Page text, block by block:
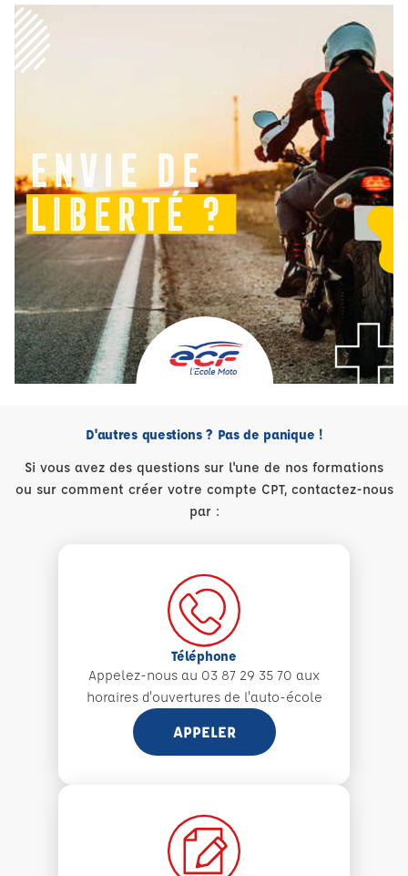
D'autres questions ? Pas de panique !
Si vous avez des questions sur l'une de nos formations
ou sur comment créer votre compte CPT, contactez-nous
par :
Téléphone
Appelez-nous au 03 87 29 35 70 aux
horaires d'ouvertures de l'auto-école
APPELER